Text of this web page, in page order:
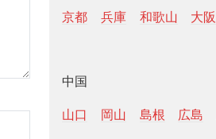
京都 兵庫 和歌山 大阪
中国
山口 岡山 島根 広島